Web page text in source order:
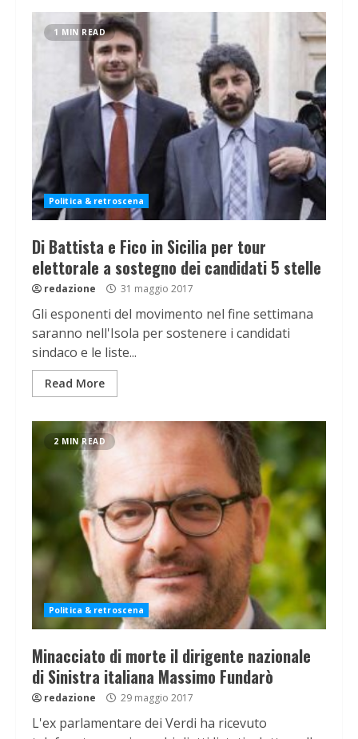
1 MIN READ
Politica & retroscena
Di Battista e Fico in Sicilia per tour
elettorale a sostegno dei candidati 5 stelle
redazione 31 maggio 2017
Gli esponenti del movimento nel fine settimana
saranno nell'Isola per sostenere i candidati
sindaco e le liste...
Read More
2 MIN READ
Politica & retroscena
Minacciato di morte il dirigente nazionale
di Sinistra italiana Massimo Fundarò
redazione 29 maggio 2017
L'ex parlamentare dei Verdi ha ricevuto